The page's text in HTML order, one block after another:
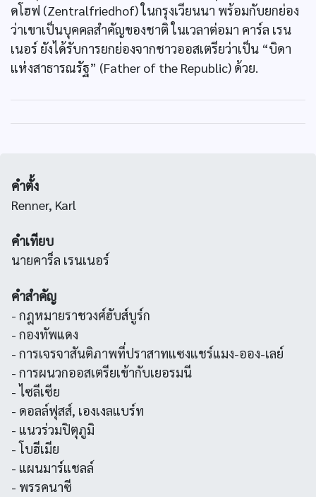
ดโฮฟ (Zentralfriedhof) ในกรุงเวียนนา พร้อมกับยกย่อง
ว่าเขาเป็นบุคคลสำคัญของชาติ ในเวลาต่อมา คาร์ล เรน
เนอร์ ยังได้รับการยกย่องจากชาวออสเตรียว่าเป็น “บิดา
แห่งสาธารณรัฐ” (Father of the Republic) ด้วย.
คำตั้ง
Renner, Karl
คำเทียบ
นายคาร็ล เรนเนอร์
คำสำคัญ
- กฎหมายราชวงศ์ฮับส์บูร์ก
- กองทัพแดง
- การเจรจาสันติภาพที่ปราสาทแซงแชร์แมง-ออง-เลย์
- การผนวกออสเตรียเข้ากับเยอรมนี
- ไซลีเซีย
- ดอลล์ฟุสส์, เองเงลแบร์ท
- แนวร่วมปิตุภูมิ
- โบฮีเมีย
- แผนมาร์แชลล์
- พรรคนาซี